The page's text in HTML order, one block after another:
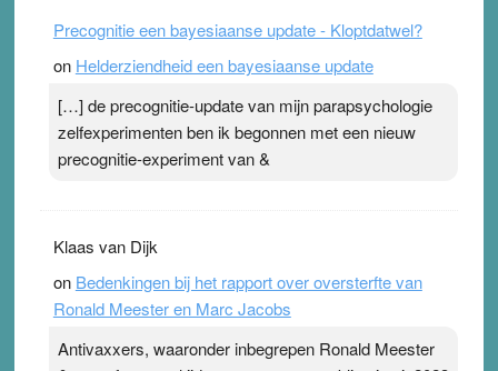
Precognitie een bayesiaanse update - Kloptdatwel?
on Helderziendheid een bayesiaanse update
[…] de precognitie-update van mijn parapsychologie
zelfexperimenten ben ik begonnen met een nieuw
precognitie-experiment van &
Klaas van Dijk
on Bedenkingen bij het rapport over oversterfte van
Ronald Meester en Marc Jacobs
Antivaxxers, waaronder inbegrepen Ronald Meester